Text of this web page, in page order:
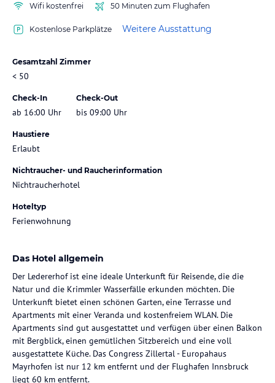
Wifi kostenfrei 50 Minuten zum Flughafen
Kostenlose Parkplätze Weitere Ausstattung
Gesamtzahl Zimmer
< 50
Check-In
ab 16:00 Uhr
Check-Out
bis 09:00 Uhr
Haustiere
Erlaubt
Nichtraucher- und Raucherinformation
Nichtraucherhotel
Hoteltyp
Ferienwohnung
Das Hotel allgemein
Der Ledererhof ist eine ideale Unterkunft für Reisende, die die
Natur und die Krimmler Wasserfälle erkunden möchten. Die
Unterkunft bietet einen schönen Garten, eine Terrasse und
Apartments mit einer Veranda und kostenfreiem WLAN. Die
Apartments sind gut ausgestattet und verfügen über einen Balkon
mit Bergblick, einen gemütlichen Sitzbereich und eine voll
ausgestattete Küche. Das Congress Zillertal - Europahaus
Mayrhofen ist nur 12 km entfernt und der Flughafen Innsbruck
liegt 60 km entfernt.